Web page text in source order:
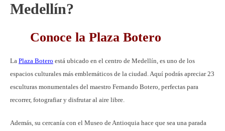
Medellín?
Conoce la Plaza Botero
La Plaza Botero está ubicado en el centro de Medellín, es uno de los
espacios culturales más emblemáticos de la ciudad. Aquí podrás apreciar 23
esculturas monumentales del maestro Fernando Botero, perfectas para
recorrer, fotografiar y disfrutar al aire libre.
Además, su cercanía con el Museo de Antioquia hace que sea una parada